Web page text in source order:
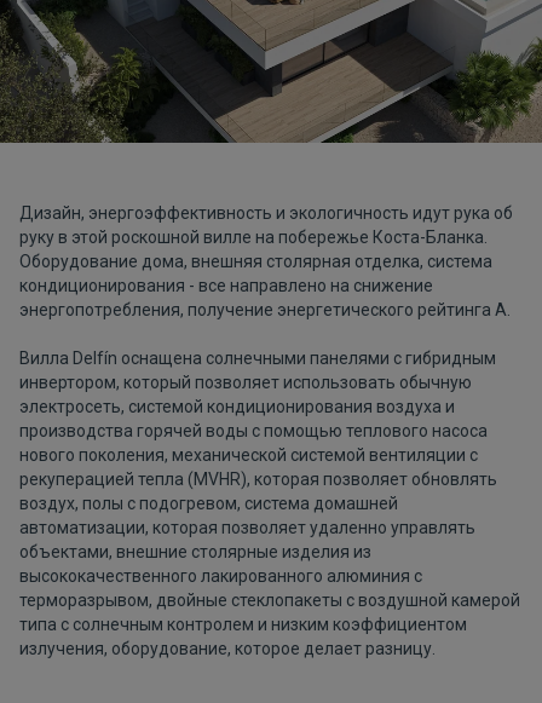
Дизайн, энергоэффективность и экологичность идут рука об
руку в этой роскошной вилле на побережье Коста-Бланка.
Оборудование дома, внешняя столярная отделка, система
кондиционирования - все направлено на снижение
энергопотребления, получение энергетического рейтинга A.
Вилла Delfín оснащена солнечными панелями с гибридным
инвертором, который позволяет использовать обычную
электросеть, системой кондиционирования воздуха и
производства горячей воды с помощью теплового насоса
нового поколения, механической системой вентиляции с
рекуперацией тепла (MVHR), которая позволяет обновлять
воздух, полы с подогревом, система домашней
автоматизации, которая позволяет удаленно управлять
объектами, внешние столярные изделия из
высококачественного лакированного алюминия с
терморазрывом, двойные стеклопакеты с воздушной камерой
типа с солнечным контролем и низким коэффициентом
излучения, оборудование, которое делает разницу.